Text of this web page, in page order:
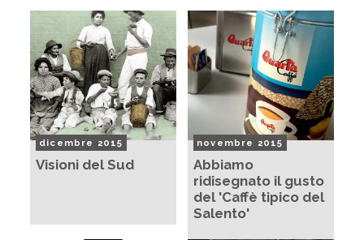
dicembre 2015
Visioni del Sud
novembre 2015
Abbiamo
ridisegnato il gusto
del 'Caffè tipico del
Salento'